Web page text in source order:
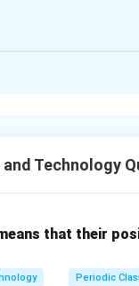
म्हणून भौतिक बदल.
Technology
that their
Periodic